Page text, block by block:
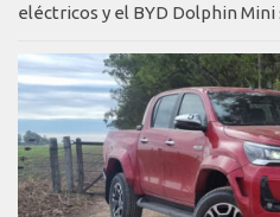
eléctricos y el BYD Dolphin